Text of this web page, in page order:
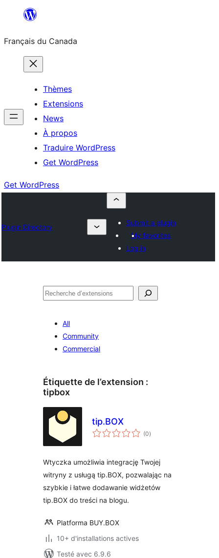
contenu
Français du Canada
Thèmes
Extensions
News
À propos
Traduire WordPress
Get WordPress
Get WordPress
Plugin Directory
Submit a plugin
My favorites
Log in
Recherche
All
Community
Commercial
Étiquette de l’extension :
tipbox
tip.BOX
(0notes
en
)
Wtyczka umożliwia integrację Twojej
witryny z usługą tip.BOX, pozwalając na
szybkie i łatwe dodawanie widżetów
tip.BOX do treści na blogu.
Platforma BUY.BOX
10+ d'installations actives
Testé avec 6.9.6